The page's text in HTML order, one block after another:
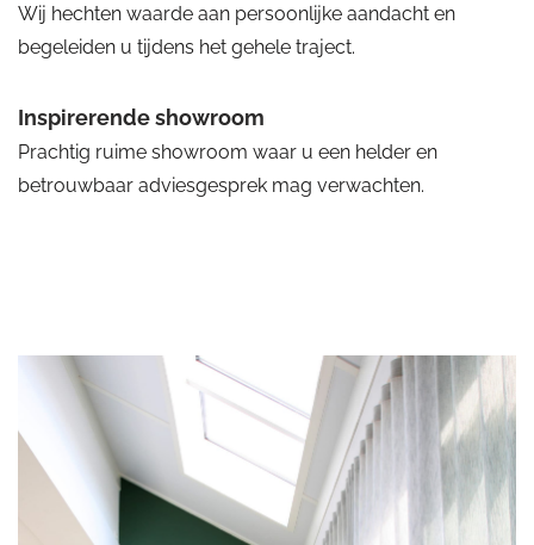
Wij hechten waarde aan persoonlijke aandacht en
begeleiden u tijdens het gehele traject.
Inspirerende showroom
Prachtig ruime showroom waar u een helder en
betrouwbaar adviesgesprek mag verwachten.